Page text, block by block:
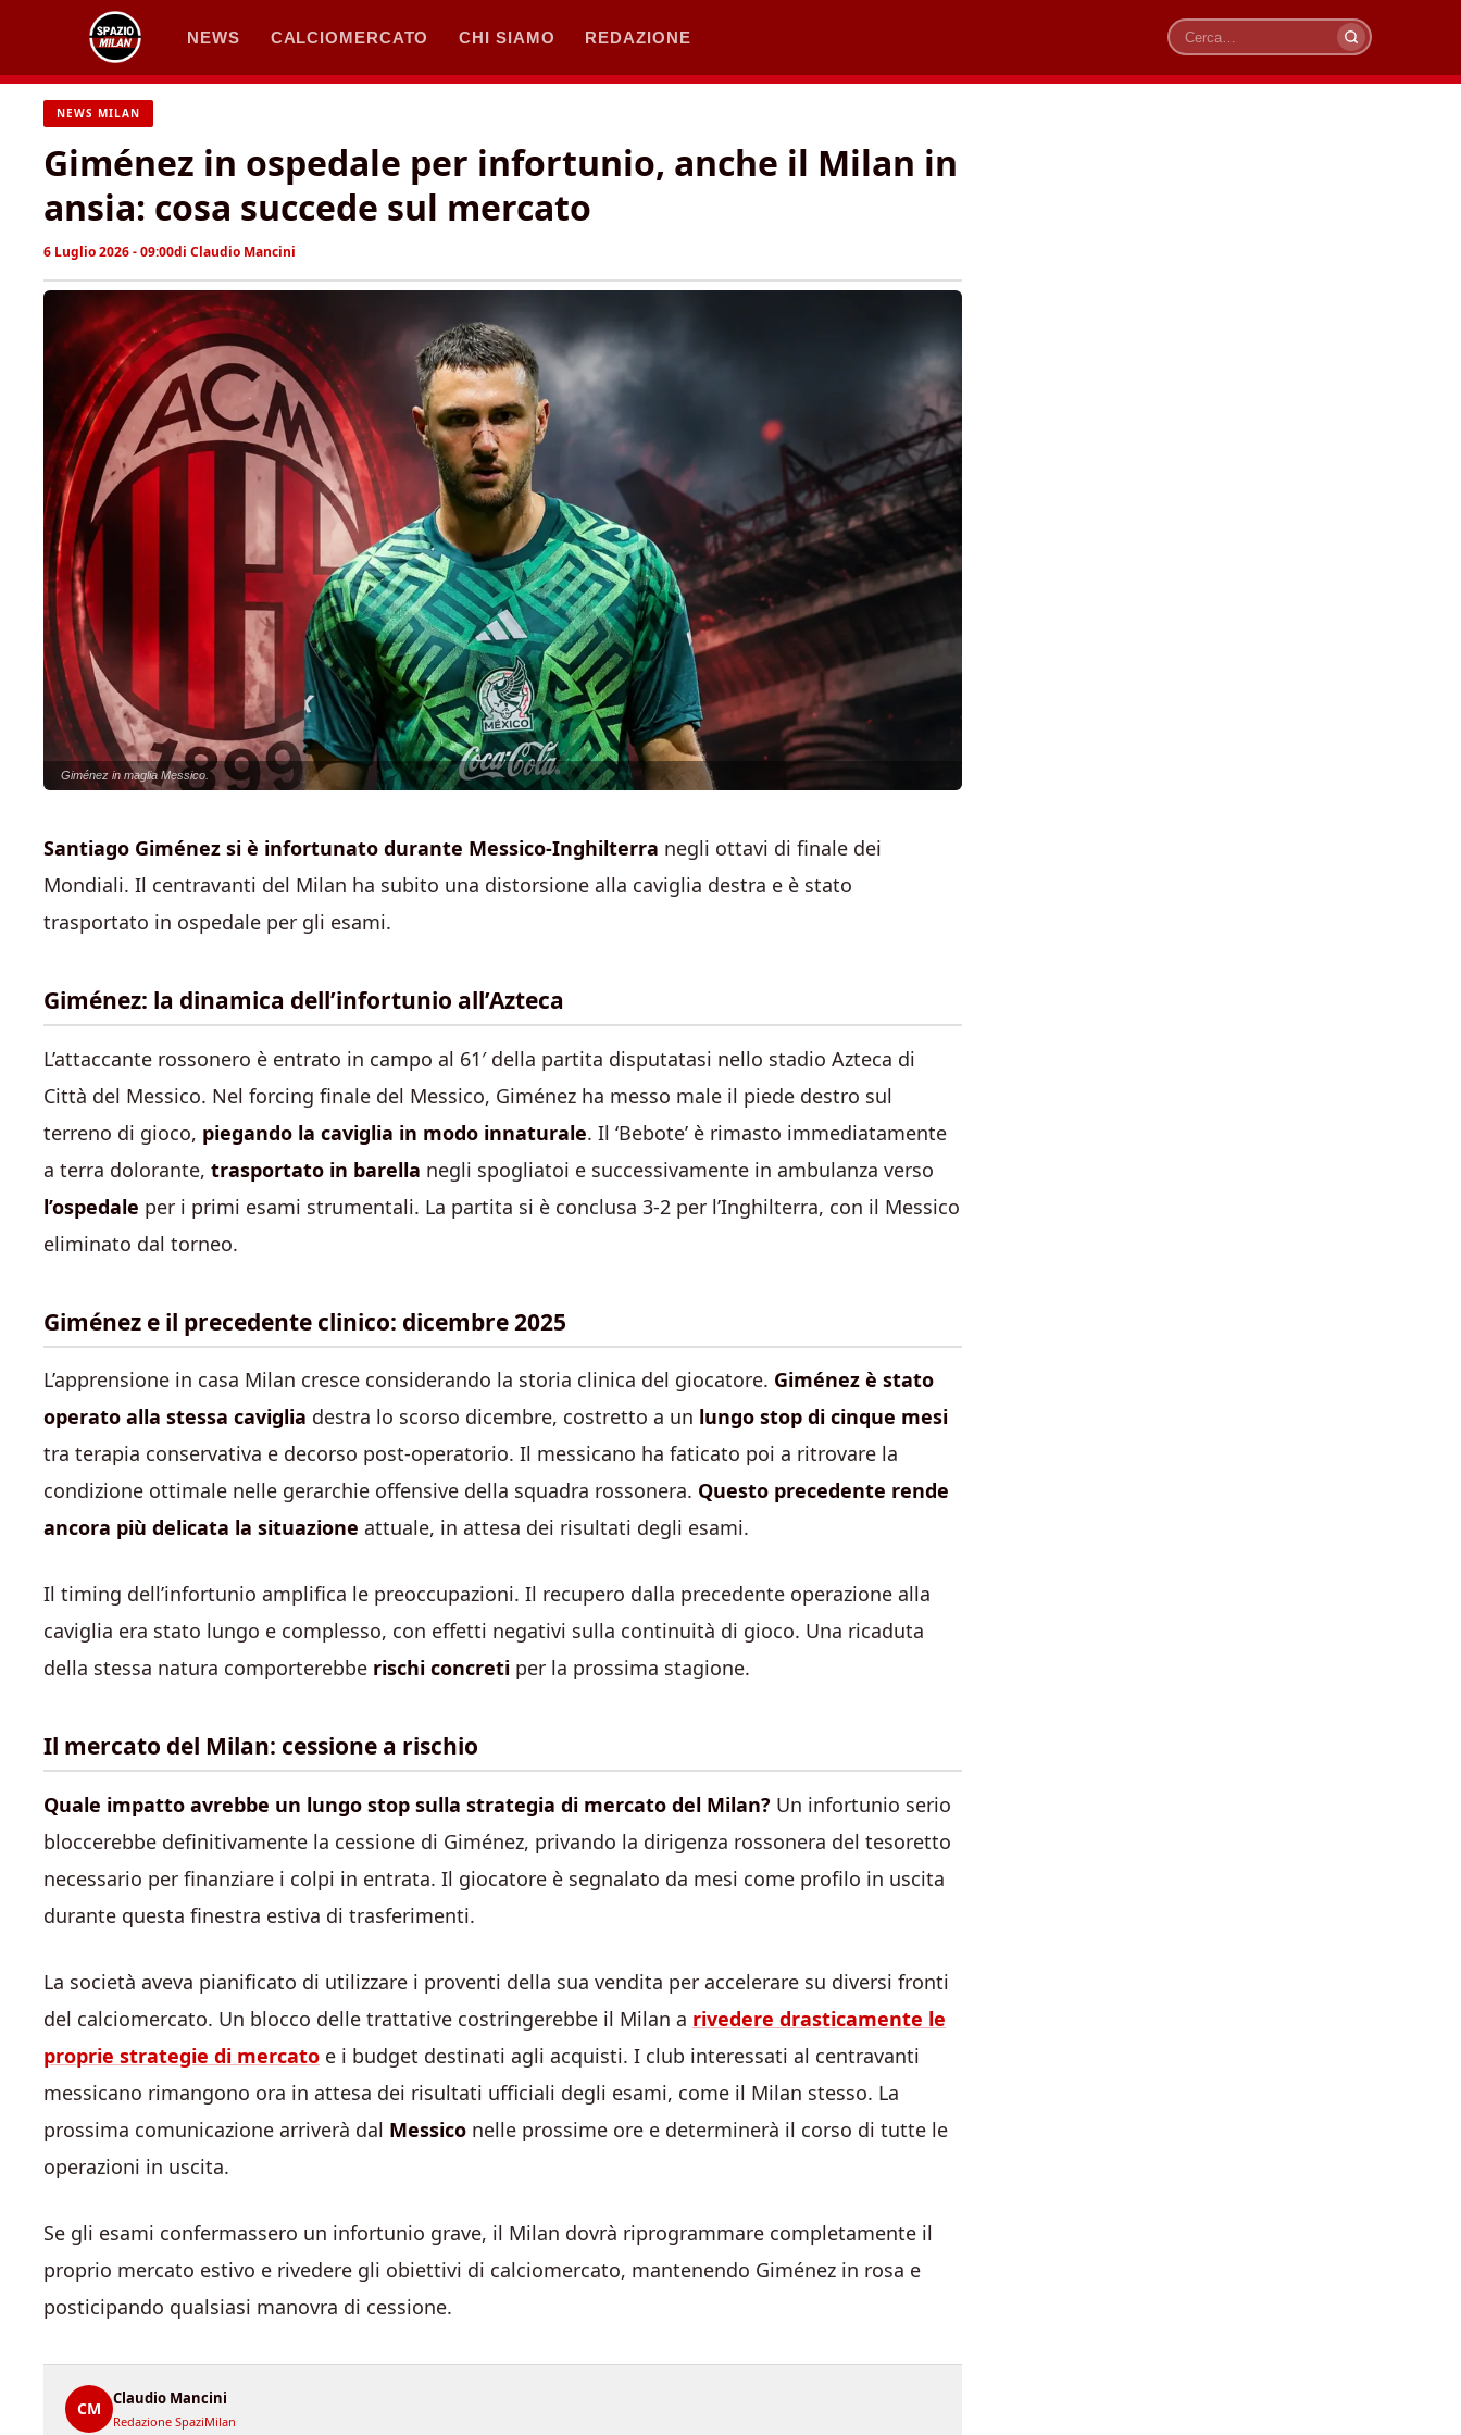
contenuto
NEWS CALCIOMERCATO CHI SIAMO REDAZIONE
Cerca
NEWS MILAN
Giménez in ospedale per infortunio, anche il Milan in
ansia: cosa succede sul mercato
6 Luglio 2026 - 09:00di Claudio Mancini
Giménez in maglia Messico.
Santiago Giménez si è infortunato durante Messico-Inghilterra negli ottavi di finale dei
Mondiali. Il centravanti del Milan ha subito una distorsione alla caviglia destra e è stato
trasportato in ospedale per gli esami.
Giménez: la dinamica dell’infortunio all’Azteca
L’attaccante rossonero è entrato in campo al 61′ della partita disputatasi nello stadio Azteca di
Città del Messico. Nel forcing finale del Messico, Giménez ha messo male il piede destro sul
terreno di gioco, piegando la caviglia in modo innaturale. Il ‘Bebote’ è rimasto immediatamente
a terra dolorante, trasportato in barella negli spogliatoi e successivamente in ambulanza verso
l’ospedale per i primi esami strumentali. La partita si è conclusa 3-2 per l’Inghilterra, con il Messico
eliminato dal torneo.
Giménez e il precedente clinico: dicembre 2025
L’apprensione in casa Milan cresce considerando la storia clinica del giocatore. Giménez è stato
operato alla stessa caviglia destra lo scorso dicembre, costretto a un lungo stop di cinque mesi
tra terapia conservativa e decorso post-operatorio. Il messicano ha faticato poi a ritrovare la
condizione ottimale nelle gerarchie offensive della squadra rossonera. Questo precedente rende
ancora più delicata la situazione attuale, in attesa dei risultati degli esami.
Il timing dell’infortunio amplifica le preoccupazioni. Il recupero dalla precedente operazione alla
caviglia era stato lungo e complesso, con effetti negativi sulla continuità di gioco. Una ricaduta
della stessa natura comporterebbe rischi concreti per la prossima stagione.
Il mercato del Milan: cessione a rischio
Quale impatto avrebbe un lungo stop sulla strategia di mercato del Milan? Un infortunio serio
bloccerebbe definitivamente la cessione di Giménez, privando la dirigenza rossonera del tesoretto
necessario per finanziare i colpi in entrata. Il giocatore è segnalato da mesi come profilo in uscita
durante questa finestra estiva di trasferimenti.
La società aveva pianificato di utilizzare i proventi della sua vendita per accelerare su diversi fronti
del calciomercato. Un blocco delle trattative costringerebbe il Milan a rivedere drasticamente le
proprie strategie di mercato e i budget destinati agli acquisti. I club interessati al centravanti
messicano rimangono ora in attesa dei risultati ufficiali degli esami, come il Milan stesso. La
prossima comunicazione arriverà dal Messico nelle prossime ore e determinerà il corso di tutte le
operazioni in uscita.
Se gli esami confermassero un infortunio grave, il Milan dovrà riprogrammare completamente il
proprio mercato estivo e rivedere gli obiettivi di calciomercato, mantenendo Giménez in rosa e
posticipando qualsiasi manovra di cessione.
CM
Claudio Mancini
Redazione SpaziMilan